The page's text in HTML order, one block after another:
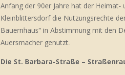
Anfang der 90er Jahre hat der
Kleinblittersdorf die Nutzungsrechte
Bauernhaus“ in Abstimmung mit den
Auersmacher genutzt.
Die St. Barbara-Straße –